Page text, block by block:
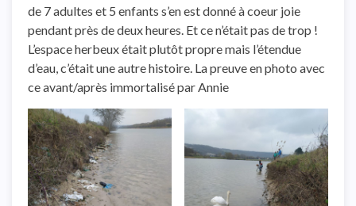
de 7 adultes et 5 enfants s’en est donné à coeur joie
pendant près de deux heures. Et ce n’était pas de trop !
L’espace herbeux était plutôt propre mais l’étendue
d’eau, c’était une autre histoire. La preuve en photo avec
ce avant/après immortalisé par Annie